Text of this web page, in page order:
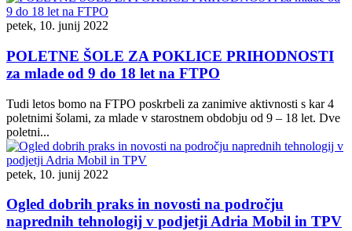
petek, 10. junij 2022
POLETNE ŠOLE ZA POKLICE PRIHODNOSTI
za mlade od 9 do 18 let na FTPO
Tudi letos bomo na FTPO poskrbeli za zanimive aktivnosti s kar 4
poletnimi šolami, za mlade v starostnem obdobju od 9 – 18 let. Dve
poletni...
petek, 10. junij 2022
Ogled dobrih praks in novosti na področju
naprednih tehnologij v podjetji Adria Mobil in TPV